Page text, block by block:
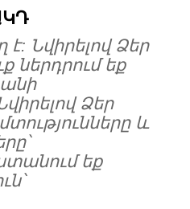
Նվիրելով Ձեր
ներդրում եք
Ձեր
և
եք